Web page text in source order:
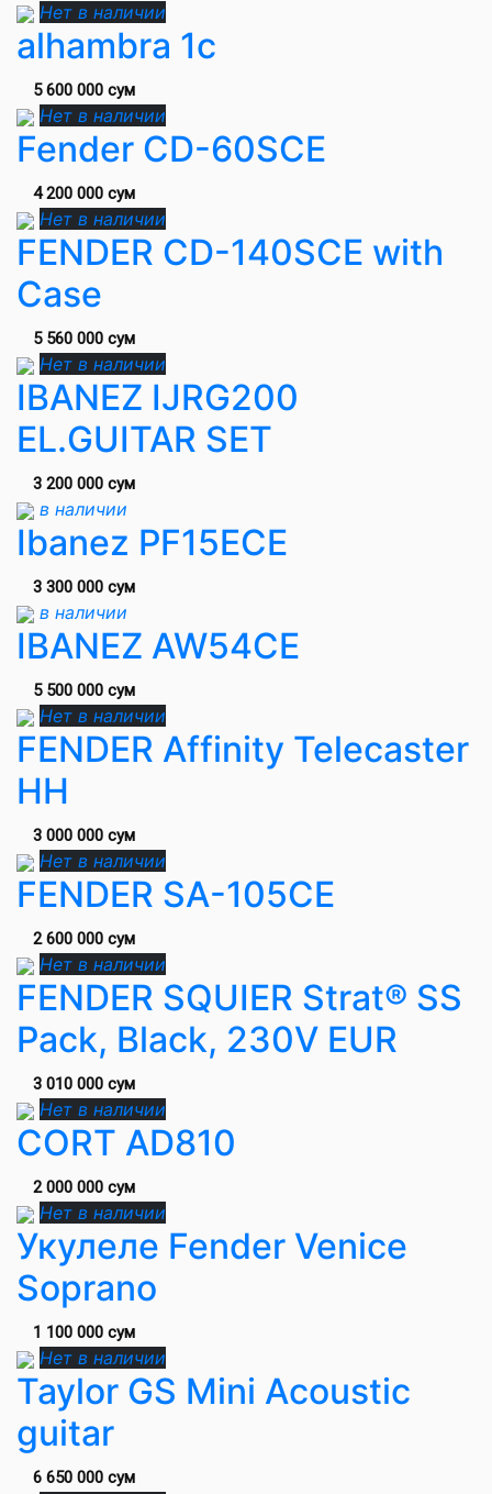
Нет в наличии
alhambra 1c
5 600 000 сум
Нет в наличии
Fender CD-60SCE
4 200 000 сум
Нет в наличии
FENDER CD-140SCE with
Case
5 560 000 сум
Нет в наличии
IBANEZ IJRG200
EL.GUITAR SET
3 200 000 сум
в наличии
Ibanez PF15ECE
3 300 000 сум
в наличии
IBANEZ AW54CE
5 500 000 сум
Нет в наличии
FENDER Affinity Telecaster
HH
3 000 000 сум
Нет в наличии
FENDER SA-105CE
2 600 000 сум
Нет в наличии
FENDER SQUIER Strat® SS
Pack, Black, 230V EUR
3 010 000 сум
Нет в наличии
CORT AD810
2 000 000 сум
Нет в наличии
Укулеле Fender Venice
Soprano
1 100 000 сум
Нет в наличии
Taylor GS Mini Acoustic
guitar
6 650 000 сум